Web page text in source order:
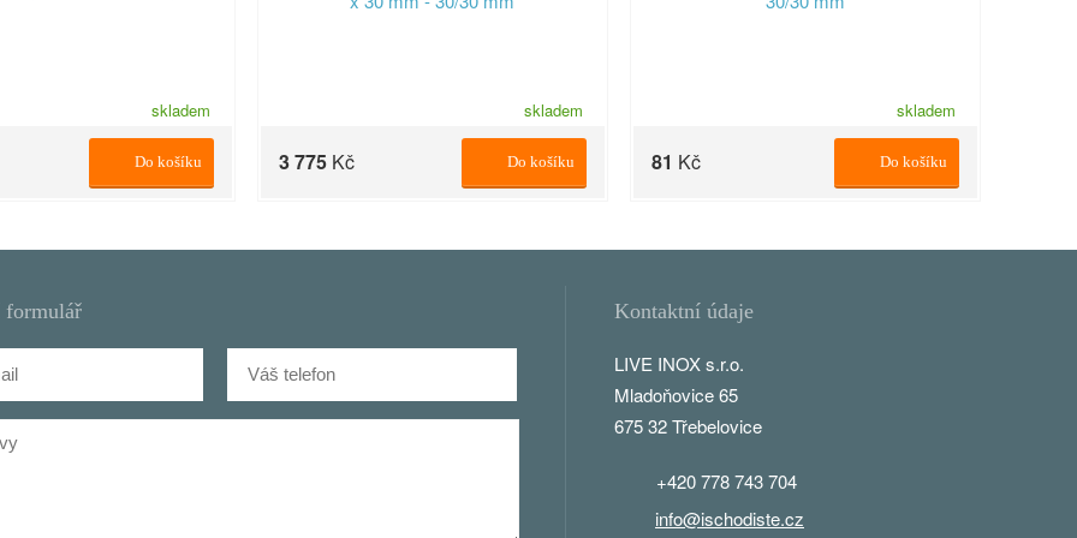
skladem
Do košíku
skladem
Do košíku
3 775Kč
skladem
Do košíku
81 Kč
Kontaktní údaje
LIVE INOX s.r.o.
Mladoňovice 65
675 32 Třebelovice
+420 778 743 704
info@ischodiste.cz